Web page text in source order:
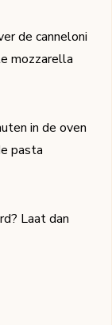
de canneloni
mozzarella
in de oven
pasta
Laat dan